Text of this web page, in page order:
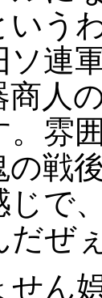
いう
ソ連
商人
。雰
の戦
じで
だぜ
せん